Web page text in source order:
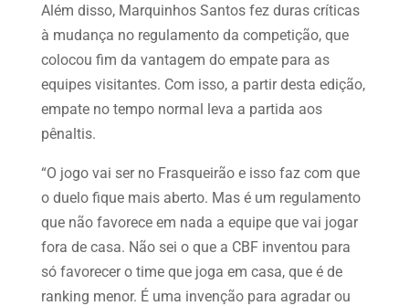
Além disso, Marquinhos Santos fez duras críticas
à mudança no regulamento da competição, que
colocou fim da vantagem do empate para as
equipes visitantes. Com isso, a partir desta edição,
empate no tempo normal leva a partida aos
pênaltis.
“O jogo vai ser no Frasqueirão e isso faz com que
o duelo fique mais aberto. Mas é um regulamento
que não favorece em nada a equipe que vai jogar
fora de casa. Não sei o que a CBF inventou para
só favorecer o time que joga em casa, que é de
ranking menor. É uma invenção para agradar ou